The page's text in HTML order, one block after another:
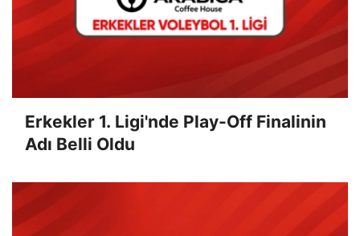
Erkekler 1. Ligi'nde Play-Off Finalinin
Adı Belli Oldu